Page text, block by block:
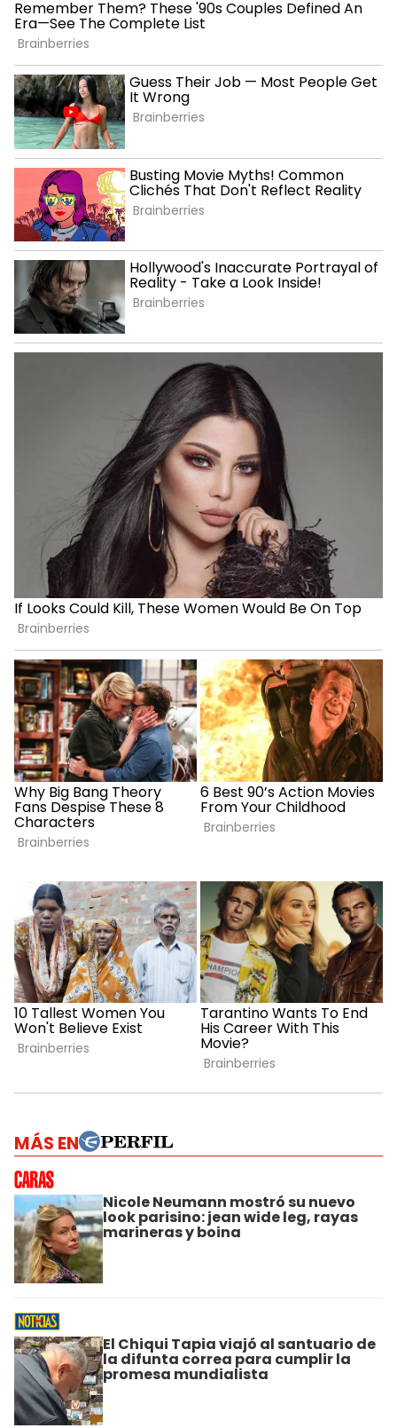
MÁS EN
Nicole Neumann mostró su nuevo
look parisino: jean wide leg, rayas
marineras y boina
El Chiqui Tapia viajó al santuario de
la difunta correa para cumplir la
promesa mundialista